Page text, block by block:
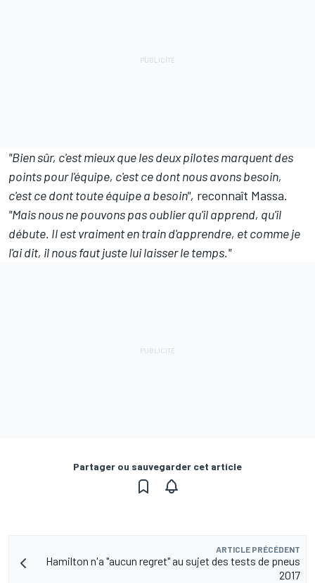
"Bien sûr, c'est mieux que les deux pilotes marquent des
points pour l'équipe, c'est ce dont nous avons besoin,
c'est ce dont toute équipe a besoin", reconnaît Massa.
"Mais nous ne pouvons pas oublier qu'il apprend, qu'il
débute. Il est vraiment en train d'apprendre, et comme je
l'ai dit, il nous faut juste lui laisser le temps."
Partager ou sauvegarder cet article
ARTICLE PRÉCÉDENT
Hamilton n'a "aucun regret" au sujet des tests de pneus
2017